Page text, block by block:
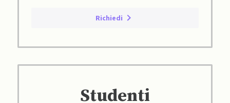
Richiedi
Studenti